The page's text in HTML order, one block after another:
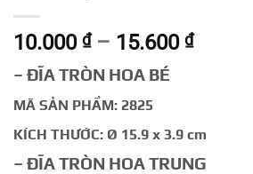
10.000 ₫ – 15.600 ₫Khoảng
đến
– ĐĨA TRÒN HOA BÉ
MÃ SẢN PHẨM: 2825
KÍCH THƯỚC: Ø 15.9 x 3.9 cm
– ĐĨA TRÒN HOA TRUNG